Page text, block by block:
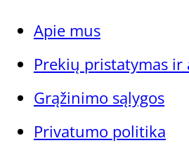
Apie mus
Prekių pristatymas ir
Grąžinimo sąlygos
Privatumo politika